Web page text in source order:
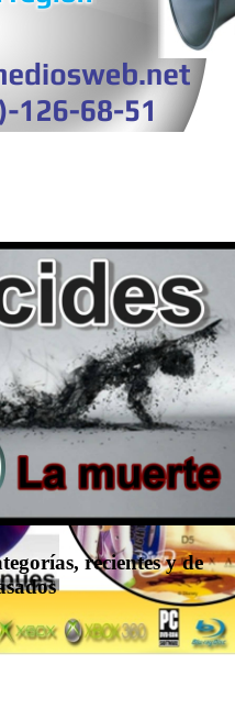
recientes y de